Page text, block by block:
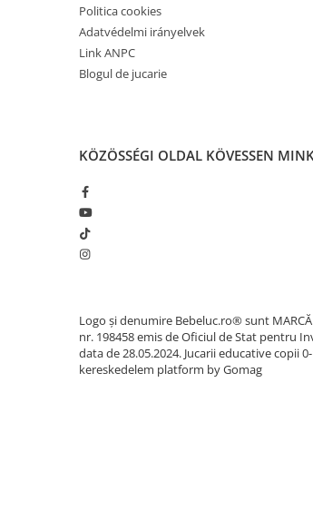
Könyvek 6 éves gyerekeknek
Könyvek 8 éves gyerekeknek
Interaktív könyvek
Gyerek órák
Idei cadou fetite
Baba ajándékok
Olcsó ajándékok gyerekeknek
Ajándékok 2 éves gyerekeknek
Ajándékok 3 éves gyerekeknek
Ajándékok 4 éves gyerekeknek
Politica cookies
Adatvédelmi irányelvek
Link ANPC
Blogul de jucarie
KÖZÖSSÉGI OLDAL KÖVESSEN
Logo și denumire Bebeluc.ro® sunt MARCĂ
nr. 198458 emis de Oficiul de Stat pentru
data de 28.05.2024. Jucarii educative copii
kereskedelem platform by Gomag